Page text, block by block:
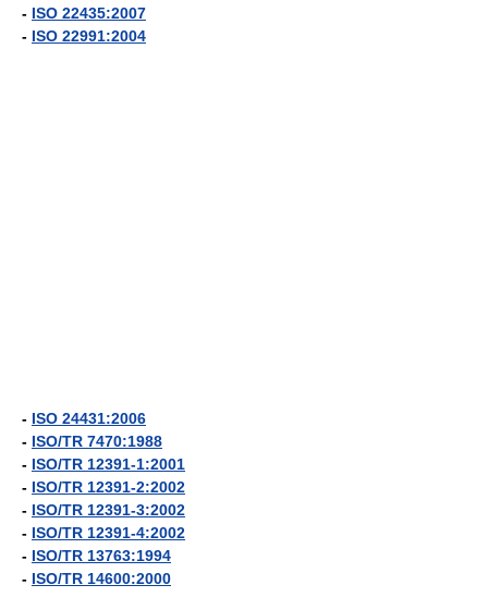
- ISO 22435:2007
- ISO 22991:2004
- ISO 24431:2006
- ISO/TR 7470:1988
- ISO/TR 12391-1:2001
- ISO/TR 12391-2:2002
- ISO/TR 12391-3:2002
- ISO/TR 12391-4:2002
- ISO/TR 13763:1994
- ISO/TR 14600:2000